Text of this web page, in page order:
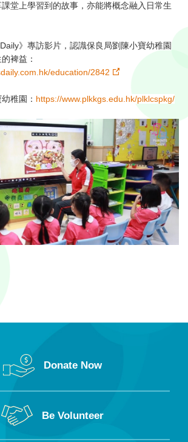
堂上學習到的故事，亦能將概念融入日常生
》專訪影片，認識保良局劉陳小寶幼稚園
裨益：
education/2842
稚園 ： https://www.plkkgs.edu.hk/plklcspkg/
Donate Now
Be Volunteer